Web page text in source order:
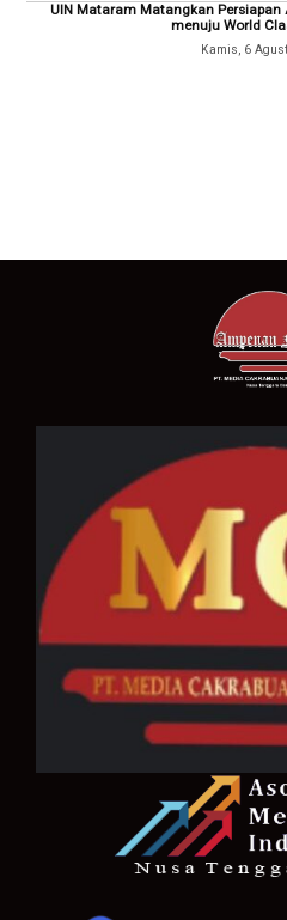
UIN Mataram Matangkan
menuju World
Kamis, 6